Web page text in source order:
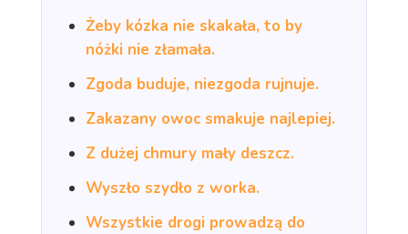
Żeby kózka nie skakała, to by
nóżki nie złamała.
Zgoda buduje, niezgoda rujnuje.
Zakazany owoc smakuje najlepiej.
Z dużej chmury mały deszcz.
Wyszło szydło z worka.
Wszystkie drogi prowadzą do